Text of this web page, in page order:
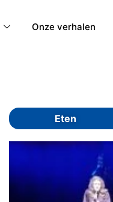
Onze verhalen
Eten